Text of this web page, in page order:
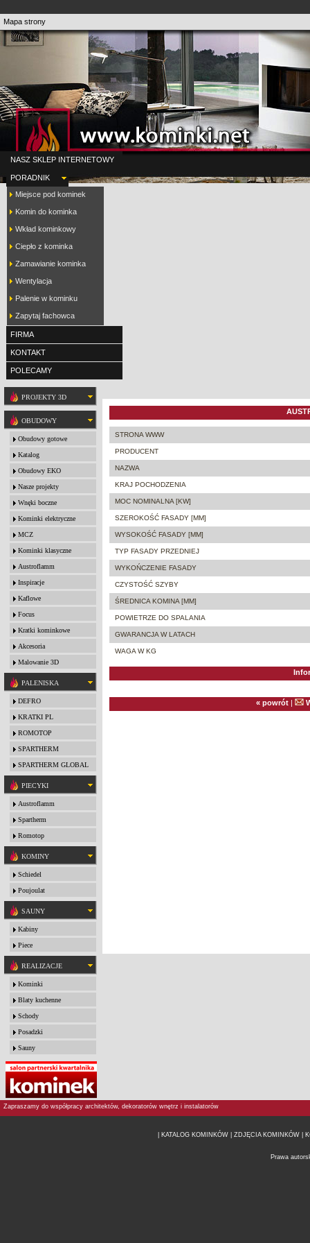
Mapa strony
NASZ SKLEP INTERNETOWY
PORADNIK
Miejsce pod kominek
Komin do kominka
Wkład kominkowy
Ciepło z kominka
Zamawianie kominka
Wentylacja
Palenie w kominku
Zapytaj fachowca
FIRMA
KONTAKT
POLECAMY
PROJEKTY 3D
OBUDOWY
Obudowy gotowe
Katalog
Obudowy EKO
Nasze projekty
Wnęki boczne
Kominki elektryczne
MCZ
Kominki klasyczne
Austroflamm
Inspiracje
Kaflowe
Focus
Kratki kominkowe
Akcesoria
Malowanie 3D
PALENISKA
DEFRO
KRATKI PL
ROMOTOP
SPARTHERM
SPARTHERM GLOBAL
PIECYKI
Austroflamm
Spartherm
Romotop
KOMINY
Schiedel
Poujoulat
SAUNY
Kabiny
Piece
REALIZACJE
Kominki
Blaty kuchenne
Schody
Posadzki
Sauny
STRONA WWW
PRODUCENT
NAZWA
KRAJ POCHODZENIA
MOC NOMINALNA [KW]
SZEROKOŚĆ FASADY [MM]
WYSOKOŚĆ FASADY [MM]
TYP FASADY PRZEDNIEJ
WYKOŃCZENIE FASADY
CZYSTOŚĆ SZYBY
ŚREDNICA KOMINA [MM]
POWIETRZE DO SPALANIA
GWARANCJA W LATACH
WAGA W KG
« powrót |
Zapraszamy do współpracy architektów, dekoratorów wnętrz i instalatorów
| KATALOG KOMINKÓW | ZDJĘCIA KOMINKÓW |
Prawa